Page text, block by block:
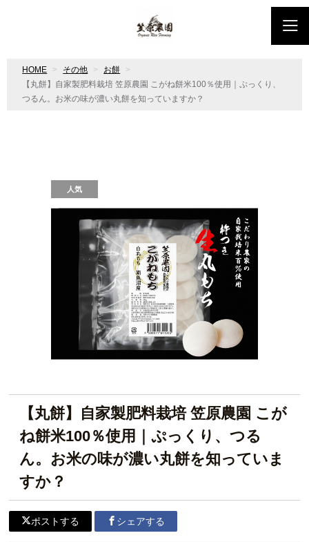
HOME その他
お餅
【丸餅】自家製肥料栽培 笠原農園 こがね餅米100％使用｜ぷっくり、
つるん。お米の味が濃い丸餅を知っていますか？
【丸餅】自家製肥料栽培 笠原農園 こが
ね餅米100％使用｜ぷっくり、つる
ん。お米の味が濃い丸餅を知っていま
すか？
ポストする シェアする